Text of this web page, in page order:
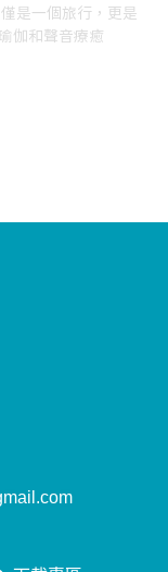
是一個旅行，更是
伽和聲音療癒